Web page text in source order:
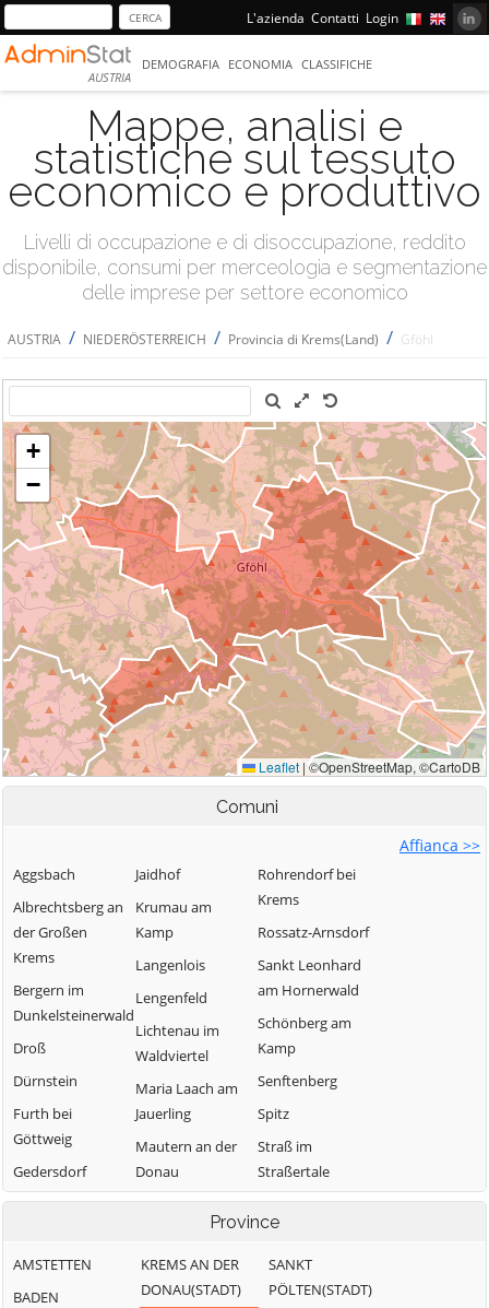
L'azienda Contatti Login
AUSTRIA
DEMOGRAFIA ECONOMIA CLASSIFICHE
Mappe, analisi e
statistiche sul tessuto
economico e produttivo
Livelli di occupazione e di disoccupazione, reddito
disponibile, consumi per merceologia e segmentazione
delle imprese per settore economico
AUSTRIA / NIEDERÖSTERREICH / Provincia di Krems(Land) / Gföhl
Comuni
Affianca >>
Aggsbach
Albrechtsberg an
der Großen
Krems
Bergern im
Dunkelsteinerwald
Droß
Dürnstein
Furth bei
Göttweig
Gedersdorf
Gföhl
Hadersdorf-
Kammern
Jaidhof
Krumau am
Kamp
Langenlois
Lengenfeld
Lichtenau im
Waldviertel
Maria Laach am
Jauerling
Mautern an der
Donau
Mühldorf
Rastenfeld
Rohrendorf bei
Krems
Rossatz-Arnsdorf
Sankt Leonhard
am Hornerwald
Schönberg am
Kamp
Senftenberg
Spitz
Straß im
Straßertale
Stratzing
Walde
Weißenkirchen in
Province
AMSTETTEN
BADEN
KREMS AN DER
DONAU(STADT)
SANKT
PÖLTEN(STADT)